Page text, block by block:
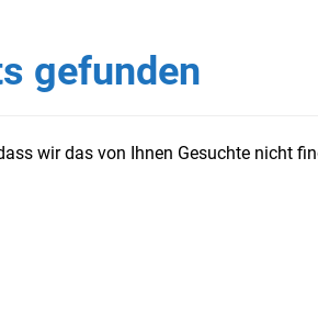
gefunden
wir das von Ihnen Gesuchte nicht